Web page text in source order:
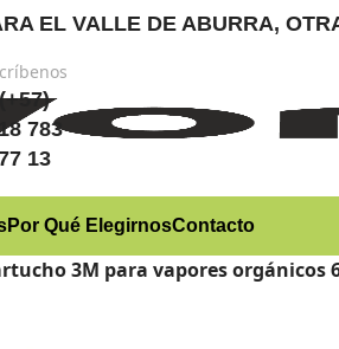
EL VALLE DE ABURRA,
783
13
Por Qué ElegirnosContacto
3M para vapores orgánicos